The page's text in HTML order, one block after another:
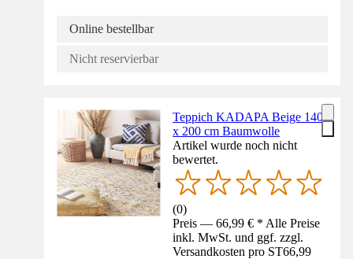
Online bestellbar
Nicht reservierbar
Teppich KADAPA Beige 140
x 200 cm Baumwolle
Artikel wurde noch nicht
bewertet.
(0)
Preis — 66,99 € * Alle Preise
inkl. MwSt. und ggf. zzgl.
Versandkosten pro ST66,99